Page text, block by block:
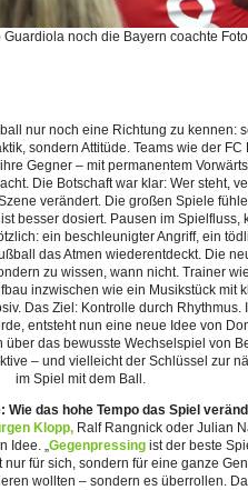
Guardiola noch die Bayern coachte
nur noch eine Richtung zu kennen:
sondern Attitüde. Teams wie der
Gegner – mit permanentem
Die Botschaft war klar: Wer steht,
verändert. Die großen Spiele
besser dosiert. Pausen im Spielfluss,
ein beschleunigter Angriff, ein
das Atmen wiederentdeckt. Die
zu wissen, wann nicht. Trainer
inzwischen wie ein Musikstück mit
Das Ziel: Kontrolle durch Rhythmus.
entsteht nun eine neue Idee von
über das bewusste Wechselspiel von
– und vielleicht der Schlüssel zur
im Spiel mit dem Ball.
Wie das hohe Tempo das Spiel
Klopp, Ralf Rangnick oder Julian
Idee. „Gegenpressing ist der beste
für sich, sondern für eine ganze
wollten – sondern es überrollen.